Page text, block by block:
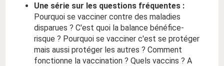
Une série sur les questions fréquentes :
Pourquoi se vacciner contre des maladies
disparues ? C'est quoi la balance bénéfice-
risque ? Pourquoi se vacciner c'est se protéger
mais aussi protéger les autres ? Comment
fonctionne la vaccination ? Quels vaccins ? A